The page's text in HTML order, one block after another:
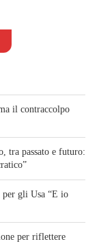
il contraccolpo
tra passato e futuro:
per gli Usa “E io
per riflettere